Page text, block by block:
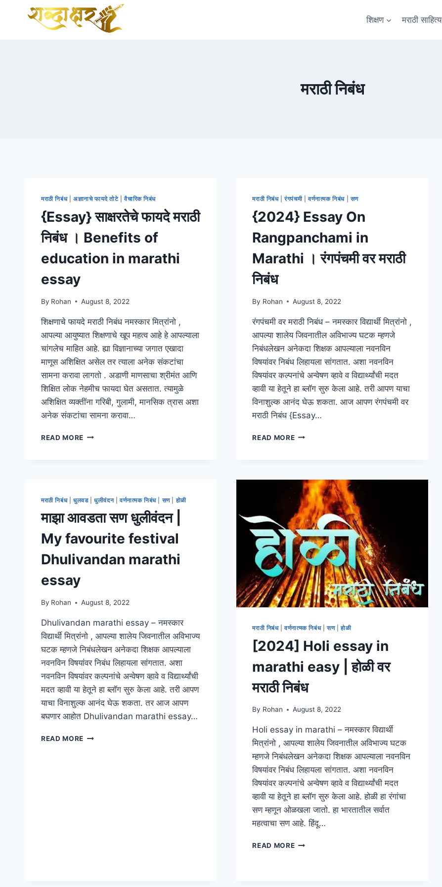
शिक्षण मराठी साहित्य
मराठी निबंध
मराठी निबंध| अज्ञानाचे फायदे तोटे|वैचारिक निबंध
{Essay} साक्षरतेचे फायदे मराठी
निबंध । Benefits of
education in marathi
essay
By Rohan August 8, 2022
शिक्षणाचे फायदे मराठी निबंध नमस्कार मित्रांनो ,
आपल्या आयुष्यात शिक्षणाचे खूप महत्व आहे हे आपल्याला
चांगलेच माहित आहे. ह्या विज्ञानाच्या जगात एखादा
माणूस अशिक्षित असेल तर त्याला अनेक संकटांचा
सामना करावा लागतो . अडाणी माणसाचा श्रीमंत आणि
शिक्षित लोक नेहमीच फायदा घेत असतात. त्यामुळे
अशिक्षित व्यक्तींना गरिबी, गुलामी, मानसिक त्रास अशा
अनेक संकटांचा सामना करावा…
READ MORE {ESSAY}
BENEFITS
EDUCATION
MARATHI
मराठी निबंध|रंगपंचमी|वर्णनात्मक निबंध सण
{2024} Essay On
Rangpanchami in
Marathi । रंगपंचमी वर मराठी
निबंध
By Rohan August 8, 2022
रंगपंचमी वर मराठी निबंध – नमस्कार विद्यार्थी मित्रांनो ,
आपल्या शालेय जिवनातील अविभाज्य घटक म्हणजे
निबंधलेखन अनेकदा शिक्षक आपल्याला नवनविन
विषयांवर निबंध लिहायला सांगतात. अशा नवनविन
विषयांवर कल्पनांचे अन्वेषण व्हावे व विद्यार्थ्यांची मदत
व्हावी या हेतूने हा ब्लॉग सुरु केला आहे. तरी आपण याचा
विनाशुल्क आनंद घेऊ शकता. आज आपण रंगपंचमी वर
मराठी निबंध {Essay…
READ MORE{2024}
MARATHI
रंगपंचमी
वर
मराठी
निबंध
मराठी निबंध| धुलवड|धुलीवंदन| वर्णनात्मक निबंध| सण| होळी
माझा आवडता सण धुलीवंदन |
My favourite festival
Dhulivandan marathi
essay
By Rohan August 8, 2022
Dhulivandan marathi essay – नमस्कार
विद्यार्थी मित्रांनो , आपल्या शालेय जिवनातील अविभाज्य
घटक म्हणजे निबंधलेखन अनेकदा शिक्षक आपल्याला
नवनविन विषयांवर निबंध लिहायला सांगतात. अशा
नवनविन विषयांवर कल्पनांचे अन्वेषण व्हावे व विद्यार्थ्यांची
मदत व्हावी या हेतूने हा ब्लॉग सुरु केला आहे. तरी आपण
याचा विनाशुल्क आनंद घेऊ शकता. तर आज आपण
बघणार आहोत Dhulivandan marathi essay…
READ MORE माझा
मराठी निबंध|वर्णनात्मक निबंध|सण|होळी
[2024] Holi essay in
marathi easy | होळी वर
मराठी निबंध
By Rohan August 8, 2022
Holi essay in marathi – नमस्कार विद्यार्थी
मित्रांनो , आपल्या शालेय जिवनातील अविभाज्य घटक
म्हणजे निबंधलेखन अनेकदा शिक्षक आपल्याला नवनविन
विषयांवर निबंध लिहायला सांगतात. अशा नवनविन
विषयांवर कल्पनांचे अन्वेषण व्हावे व विद्यार्थ्यांची मदत
व्हावी या हेतूने हा ब्लॉग सुरु केला आहे. होळी हा रंगांचा
सण म्हणून ओळखला जातो. हा भारतातील सर्वात
महत्वाचा सण आहे. हिंदू…
READ MORE[2024]